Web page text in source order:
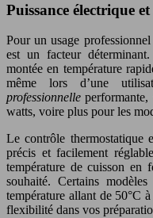
Puissance électrique
Pour un usage
est un facteur
montée en température
même lors d’une
professionnelle
watts, voire plus pour les
Le contrôle thermostatique
précis et facilement
température de cuisson en
souhaité. Certains
température allant de 50°C
flexibilité dans vos